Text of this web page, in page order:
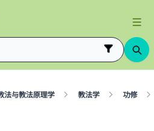
法与教法原理学 教法学 功修